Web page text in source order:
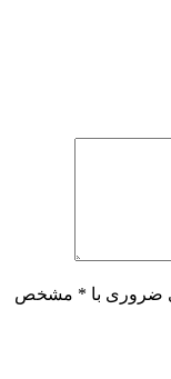
ضروری با * مشخص